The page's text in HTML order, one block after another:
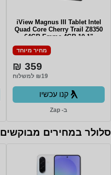
iView Magnus III Tablet Intel
Quad Core Cherry Trail Z8350
64GB Emmc 4GB 10.1"
(1280x800)
TOUCHSCREEiView Magnus
Cherry Trail Z8350 64GB
Emmc 4GB 10.1" (1280x800)
TOUCHSCREE
מחיר מיוחד
359 ₪
₪19 למשלוח
קנו עכשיו
ב- Zap
סלולר במחירים מבוקשים